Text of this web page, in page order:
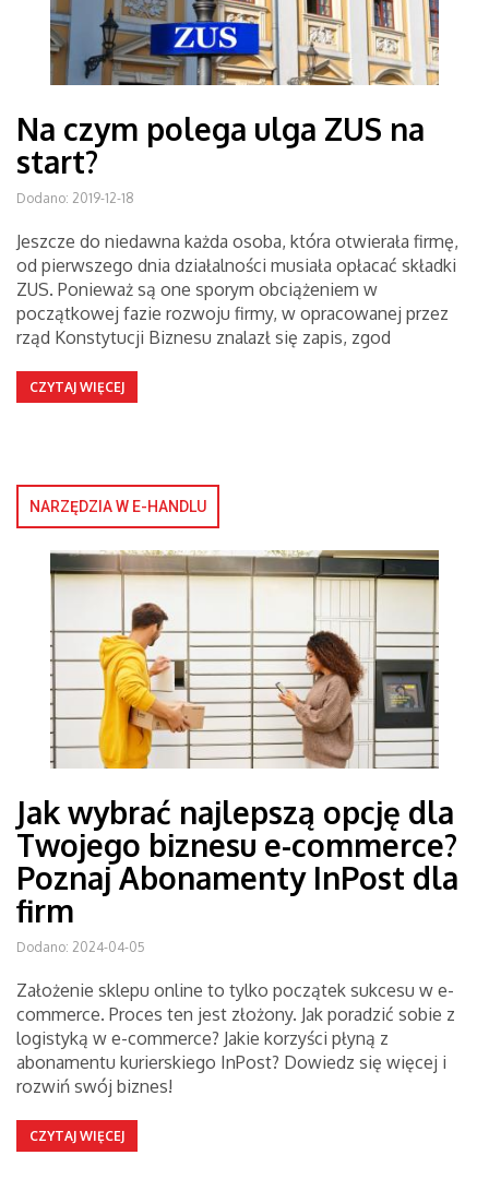
Na czym polega ulga ZUS na
start?
Dodano: 2019-12-18
Jeszcze do niedawna każda osoba, która otwierała firmę,
od pierwszego dnia działalności musiała opłacać składki
ZUS. Ponieważ są one sporym obciążeniem w
początkowej fazie rozwoju firmy, w opracowanej przez
rząd Konstytucji Biznesu znalazł się zapis, zgod
CZYTAJ WIĘCEJ
NARZĘDZIA W E-HANDLU
Jak wybrać najlepszą opcję dla
Twojego biznesu e-commerce?
Poznaj Abonamenty InPost dla
firm
Dodano: 2024-04-05
Założenie sklepu online to tylko początek sukcesu w e-
commerce. Proces ten jest złożony. Jak poradzić sobie z
logistyką w e-commerce? Jakie korzyści płyną z
abonamentu kurierskiego InPost? Dowiedz się więcej i
rozwiń swój biznes!
CZYTAJ WIĘCEJ